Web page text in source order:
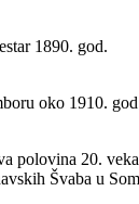
1890. god.
oko 1910.
polovina 20.
Švaba u